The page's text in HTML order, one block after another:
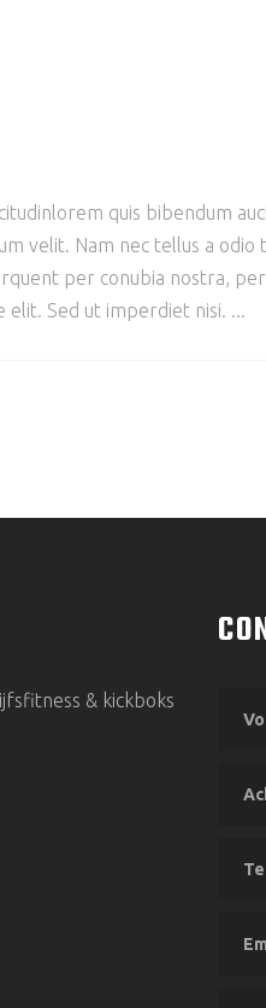
quis bibendum
velit. Nam nec tellus a
per conubia nostra,
elit. Sed ut imperdiet nisi.
& kickboks